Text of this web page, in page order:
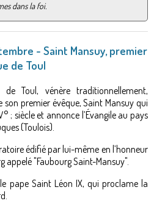
dans la foi.
- Saint Mansuy, premier
de Toul
de Toul, vénère traditionnellement,
son premier évêque, Saint Mansuy qui
; siècle et annonce l’Évangile au pays
(Toulois).
édifié par lui-même en l’honneur
appelé "Faubourg Saint-Mansuy".
le pape Saint Léon IX, qui proclame la